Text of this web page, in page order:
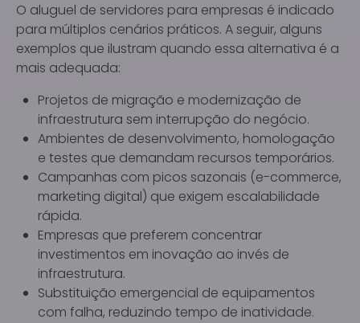
O aluguel de servidores para empresas é indicado
para múltiplos cenários práticos. A seguir, alguns
exemplos que ilustram quando essa alternativa é a
mais adequada:
Projetos de migração e modernização de
infraestrutura sem interrupção do negócio.
Ambientes de desenvolvimento, homologação
e testes que demandam recursos temporários.
Campanhas com picos sazonais (e-commerce,
marketing digital) que exigem escalabilidade
rápida.
Empresas que preferem concentrar
investimentos em inovação ao invés de
infraestrutura.
Substituição emergencial de equipamentos
com falha, reduzindo tempo de inatividade.